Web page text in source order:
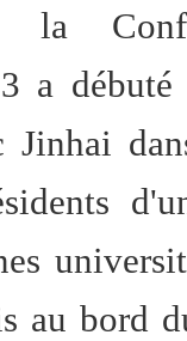
a
Jinhai
au bord